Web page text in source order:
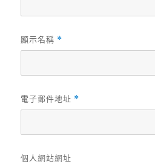
顯示名稱 *
電子郵件地址 *
個人網站網址